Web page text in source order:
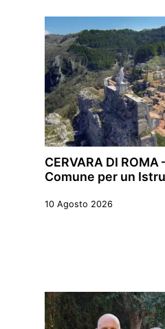
CERVARA DI
Comune per un
10 Agosto 2026